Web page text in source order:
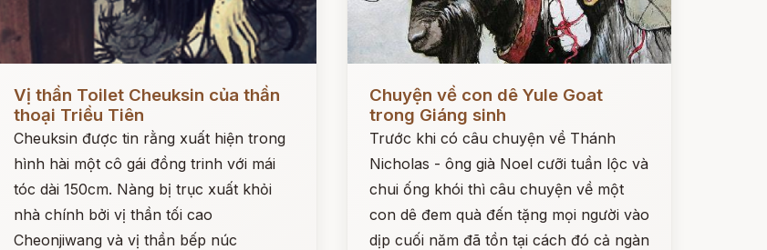
Đọc ngay
Vị thần Toilet Cheuksin của thần
thoại Triều Tiên
Cheuksin được tin rằng xuất hiện trong
hình hài một cô gái đồng trinh với mái
tóc dài 150cm. Nàng bị trục xuất khỏi
nhà chính bởi vị thần tối cao
Cheonjiwang và vị thần bếp núc
Chuyện về con dê Yule Goat
trong Giáng sinh
Trước khi có câu chuyện về Thánh
Nicholas - ông già Noel cưỡi tuần lộc và
chui ống khói thì câu chuyện về một
con dê đem quà đến tặng mọi người vào
dịp cuối năm đã tồn tại cách đó cả ngàn